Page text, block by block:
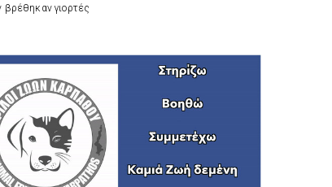
βρέθηκαν γιορτές